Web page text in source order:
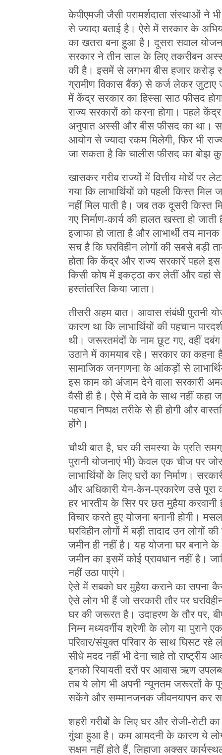
केपीएमजी जैसी परामर्शदाता संस्थाओं ने
से ज्यादा बताई है। ऐसे में सरकार के
का खतरा बना हुआ है। दूसरा सवाल
सरकार ने तीन साल के लिए तकरीबन
की है। इसमें से लगभग बीस हजार करोड़
ग्रामीण विकास बैंक) से कर्ज लेकर जुटाए
में केंद्र सरकार का हिस्सा साठ फीसद
राज्य सरकारों को करना होगा। पहले
अनुपात अस्सी और बीस फीसद का था।
आयोग से ज्यादा रकम मिलेगी, फिर भी
जा सकता है कि चालीस फीसद का बोझ
खासकर गरीब राज्यों में वित्तीय मोर्चे
गया कि लाभार्थियों को पहली किस्त
नहीं मिल पाती है। जब तक दूसरी किस्त
गए निर्माण-कार्य की हालत खस्ता हो
इजाफा हो जाता है और लाभार्थी तय
सच है कि घरविहीन लोगों की सबसे बड़ी
होता कि केंद्र और राज्य सरकारें पहले इस
किसी कोष में इकट्ठा कर लेतीं और वहां से
हस्तांतरित किया जाता।
तीसरी अहम बात। आवास संबंधी पुरानी
कारण था कि लाभार्थियों की पहचान
थी। जरूरतमंदों के नाम छूट गए, वहीं दबंग
उठाने में कामयाब रहे। सरकार का
सामाजिक जनगणना के आंकड़ों से
इस काम को अंजाम देने वाला सरकारी
वैसी ही है। ऐसे में दावे के साथ नहीं कहा
पहचान निष्पक्ष तरीके से ही होगी और
होंगे।
चौथी बात है, घर की समस्या के प्रति
पुरानी योजनाएं भी) केवल एक चीज पर
लाभार्थियों के लिए घरों का निर्माण।
और अधिकारी येन-केन-प्रकारेण उसे
हर भारतीय के सिर पर छत मुहैया
विचार करते हुए योजना बनानी होगी।
घरविहीन लोगों में बड़ी तादाद उन लोगों
जमीन ही नहीं है। यह योजना घर बनाने
जमीन का इसमें कोई प्रावधान नहीं है।
नहीं उठा पाएंगे।
ऐसे में सबको घर मुहैया कराने का सपना
ऐसे लोग भी हैं जो सरकारी तौर पर
घर की जरूरत है। उदाहरण के तौर पर,
निम्न मध्यवर्गीय श्रेणी के लोग या
परिवार/संयुक्त परिवार के साथ घिसट
सीधे मदद नहीं भी देना चाहे तो राष्ट्रीय
इनको रियायती दरों पर आवास ऋण
तब ये लोग भी अपनी न्यूनतम जरूरतों के
सकेंगे और सम्मानजनक जीवनयापन कर
शहरी गरीबों के लिए घर और रोजी-रोटी
गुंथा हुआ है। कम आमदनी के कारण ये लोग
सक्षम नहीं होते हैं, लिहाजा अक्सर